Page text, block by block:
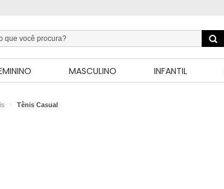
MASCULINO INFANTIL
Tênis Casual